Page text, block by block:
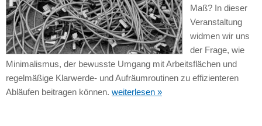
Maß? In dieser
Veranstaltung
widmen wir uns
der Frage, wie
Minimalismus, der bewusste Umgang mit Arbeitsflächen und
regelmäßige Klarwerde- und Aufräumroutinen zu effizienteren
Abläufen beitragen können. weiterlesen »